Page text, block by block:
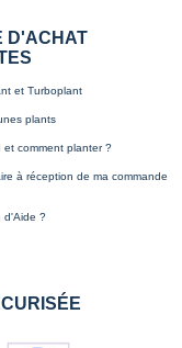
D'ACHAT
et Turboplant
plants
et comment planter ?
à réception de ma commande
d'Aide ?